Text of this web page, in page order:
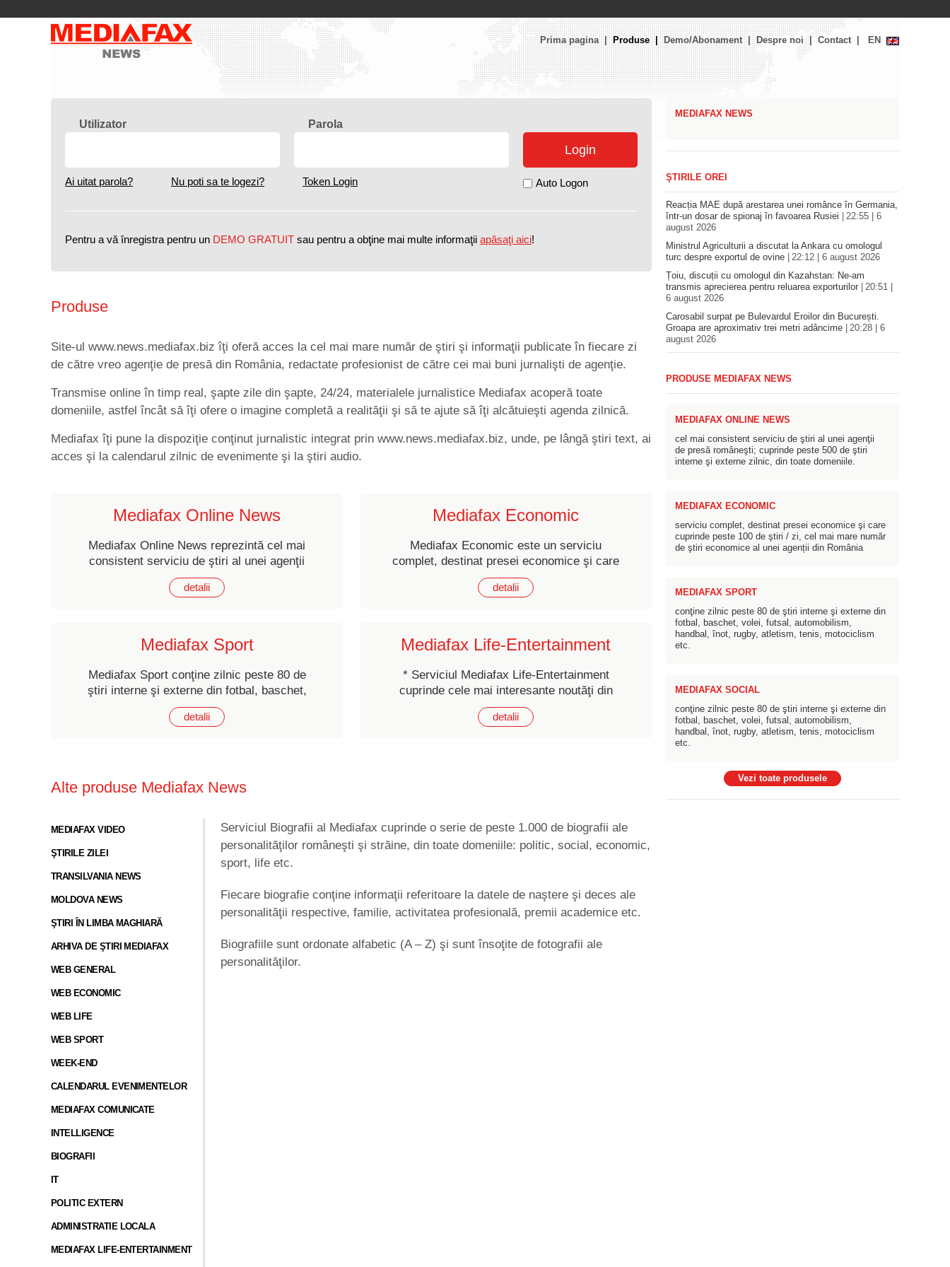
Prima pagina Produse Demo/Abonament Despre noi Contact EN
Utilizator Parola
Ai uitat parola? Nu poti sa te logezi? Token Login Auto Logon
Pentru a vă înregistra pentru un DEMO GRATUIT sau pentru a obţine mai multe informaţii apăsaţi aici!
Produse
Site-ul www.news.mediafax.biz îţi oferă acces la cel mai mare număr de ştiri şi informaţii publicate în fiecare zi
de către vreo agenţie de presă din România, redactate profesionist de către cei mai buni jurnalişti de agenţie.
Transmise online în timp real, şapte zile din şapte, 24/24, materialele jurnalistice Mediafax acoperă toate
domeniile, astfel încât să îţi ofere o imagine completă a realităţii şi să te ajute să îţi alcătuieşti agenda zilnică.
Mediafax îţi pune la dispoziţie conţinut jurnalistic integrat prin www.news.mediafax.biz, unde, pe lângă ştiri text, ai
acces şi la calendarul zilnic de evenimente şi la ştiri audio.
Mediafax Online News
Mediafax Online News reprezintă cel mai
consistent serviciu de ştiri al unei agenţii
de presă româneşti.
detalii
Mediafax Economic
Mediafax Economic este un serviciu
complet, destinat presei economice şi care
cuprinde peste 100 de ştiri / zi, cel mai
mare număr de ştiri economice transmise
detalii
Mediafax Sport
Mediafax Sport conţine zilnic peste 80 de
ştiri interne şi externe din fotbal, baschet,
volei, futsal, automobilism, handbal, înot,
rugby, atletism, tenis, motociclism etc.
detalii
Mediafax Life-Entertainment
* Serviciul Mediafax Life-Entertainment
cuprinde cele mai interesante noutăţi din
lumea showbiz-ului românesc şi
internaţional.
detalii
Alte produse Mediafax News
MEDIAFAX VIDEO
ŞTIRILE ZILEI
TRANSILVANIA NEWS
MOLDOVA NEWS
ŞTIRI ÎN LIMBA MAGHIARĂ
ARHIVA DE ŞTIRI MEDIAFAX
WEB GENERAL
WEB ECONOMIC
WEB LIFE
WEB SPORT
WEEK-END
CALENDARUL EVENIMENTELOR
MEDIAFAX COMUNICATE
INTELLIGENCE
BIOGRAFII
Serviciul Biografii al Mediafax cuprinde o serie de peste 1.000 de biografii ale
personalităţilor româneşti şi străine, din toate domeniile: politic, social, economic,
sport, life etc.
Fiecare biografie conţine informaţii referitoare la datele de naştere şi deces ale
personalităţii respective, familie, activitatea profesională, premii academice etc.
Biografiile sunt ordonate alfabetic (A – Z) şi sunt însoţite de fotografii ale
personalităţilor.
IT
POLITIC EXTERN
ADMINISTRATIE LOCALA
MEDIAFAX LIFE-ENTERTAINMENT
MEDIAFAX NEWS
ŞTIRILE OREI
Reacția MAE după arestarea unei românce în Germania,
într-un dosar de spionaj în favoarea Rusiei
22:55 | 6
august 2026
Ministrul Agriculturii a discutat la Ankara cu omologul
turc despre exportul de ovine
22:12 | 6 august 2026
Țoiu, discuții cu omologul din Kazahstan: Ne-am
transmis aprecierea pentru reluarea exporturilor
20:51 |
6 august 2026
Carosabil surpat pe Bulevardul Eroilor din București.
Groapa are aproximativ trei metri adâncime
20:28 | 6
august 2026
PRODUSE MEDIAFAX NEWS
MEDIAFAX ONLINE NEWS
cel mai consistent serviciu de ştiri al unei agenţii
de presă româneşti; cuprinde peste 500 de ştiri
interne şi externe zilnic, din toate domeniile.
MEDIAFAX ECONOMIC
serviciu complet, destinat presei economice şi care
cuprinde peste 100 de ştiri / zi, cel mai mare număr
de ştiri economice al unei agenții din România
MEDIAFAX SPORT
conţine zilnic peste 80 de ştiri interne şi externe din
fotbal, baschet, volei, futsal, automobilism,
handbal, înot, rugby, atletism, tenis, motociclism
etc.
MEDIAFAX SOCIAL
conţine zilnic peste 80 de ştiri interne şi externe din
fotbal, baschet, volei, futsal, automobilism,
handbal, înot, rugby, atletism, tenis, motociclism
etc.
Vezi toate produsele